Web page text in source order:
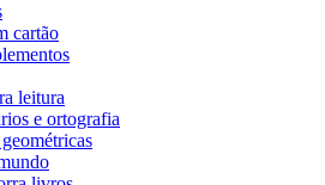
cartão
leitura
e ortografia